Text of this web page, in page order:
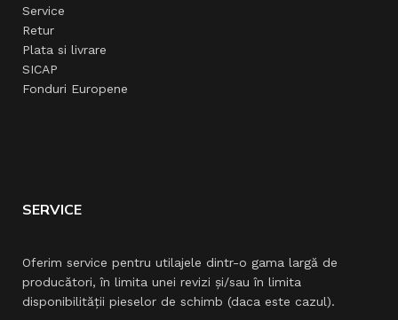
Service
Retur
Plata si livrare
SICAP
Fonduri Europene
SERVICE
Oferim service pentru utilajele dintr-o gama largă de
producători, în limita unei revizi şi/sau în limita
disponibilităţii pieselor de schimb (daca este cazul).